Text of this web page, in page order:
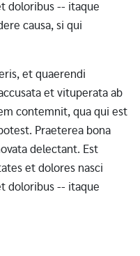
doloribus -- itaque
causa, si qui
et quaerendi
et vituperata ab
contemnit, qua qui est
Praeterea bona
delectant. Est
et dolores nasci
doloribus -- itaque